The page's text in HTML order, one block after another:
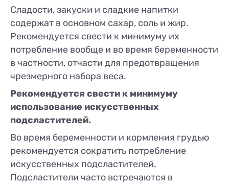
Сладости, закуски и сладкие напитки
содержат в основном сахар, соль и жир.
Рекомендуется свести к минимуму их
потребление вообще и во время беременности
в частности, отчасти для предотвращения
чрезмерного набора веса.
Рекомендуется свести к минимуму
использование искусственных
подсластителей.
Во время беременности и кормления грудью
рекомендуется сократить потребление
искусственных подсластителей.
Подсластители часто встречаются в